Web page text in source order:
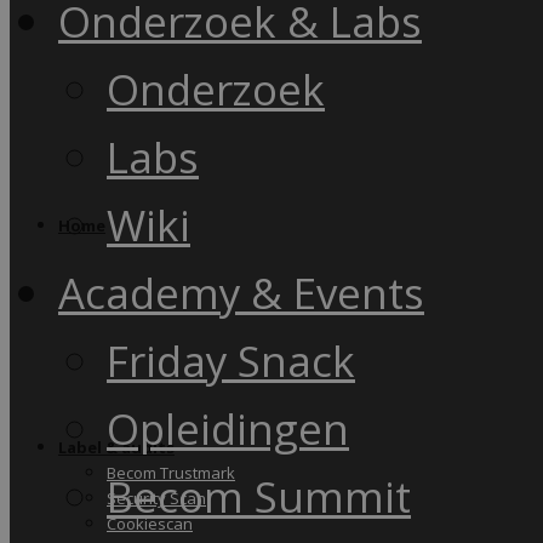
Label & audits
Becom Trustmark
Security Scan
Cookiescan
Onderzoek & Labs
Onderzoek
Labs
Wiki
Academy & Events
Friday Snack
Opleidingen
Becom Summit